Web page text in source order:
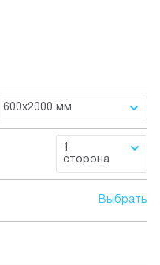
600x2000 мм
1
сторона
Выбрать